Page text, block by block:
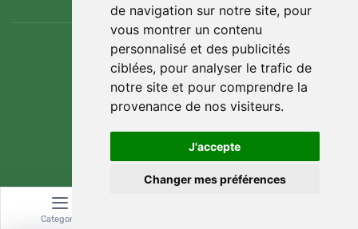
de navigation sur notre site, pour
vous montrer un contenu
personnalisé et des publicités
ciblées, pour analyser le trafic de
notre site et pour comprendre la
provenance de nos visiteurs.
J'accepte
Changer mes préférences
Categorie